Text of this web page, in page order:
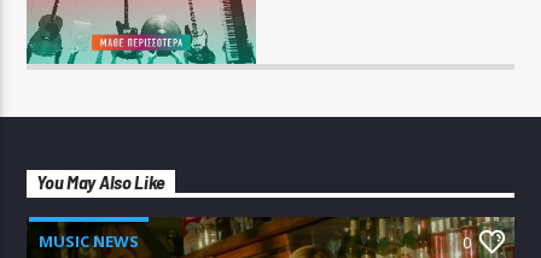
You May Also Like
MUSIC NEWS 0